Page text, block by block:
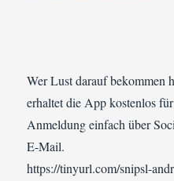
Wer Lust darauf bekommen
erhaltet die App kostenlos
Anmeldung einfach über
E-Mail.
https://tinyurl.com/snipsl-